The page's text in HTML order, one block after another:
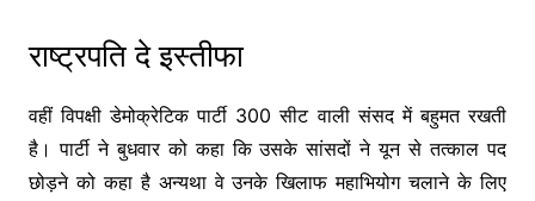
राष्ट्रपति दे इस्तीफा
वहीं विपक्षी डेमोक्रेटिक पार्टी 300 सीट वाली संसद में बहुमत रखती
है। पार्टी ने बुधवार को कहा कि उसके सांसदों ने यून से तत्काल पद
छोड़ने को कहा है अन्यथा वे उनके खिलाफ महाभियोग चलाने के लिए